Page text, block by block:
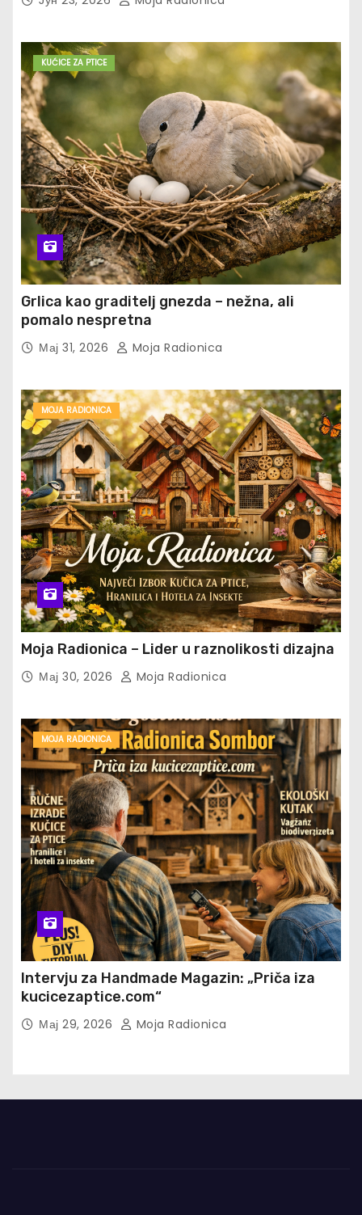
KUĆICE ZA PTICE
Grlica kao graditelj gnezda – nežna, ali
pomalo nespretna
Мај 31, 2026 Moja Radionica
MOJA RADIONICA
Moja Radionica – Lider u raznolikosti dizajna
Мај 30, 2026 Moja Radionica
MOJA RADIONICA
Intervju za Handmade Magazin: „Priča iza
kucicezaptice.com“
Мај 29, 2026 Moja Radionica